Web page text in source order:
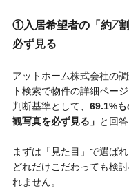
①入居希望者の「約7
必ず見る
アットホーム株式会社の
ト検索で物件の詳細ペー
判断基準として、 69.1%
観写真を必ず見る」 と回
まずは「見た目」で選ば
どれだけこだわっても検
れません。